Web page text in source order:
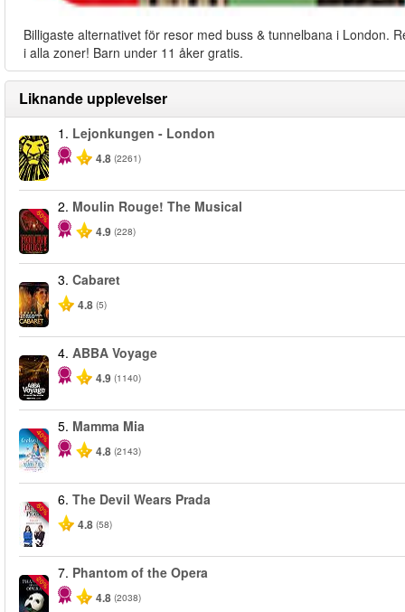
Billigaste alternativet för resor med buss & tunnelbana i London.
i alla zoner! Barn under 11 åker gratis.
Liknande upplevelser
1. Lejonkungen - London
4.8 (2261)
-50%
2. Moulin Rouge! The Musical
4.9 (228)
3. Cabaret
4.8 (5)
4. ABBA Voyage
4.9 (1140)
-40%
5. Mamma Mia
4.8 (2143)
-50%
6. The Devil Wears Prada
4.8 (58)
-20%
7. Phantom of the Opera
4.8 (2038)